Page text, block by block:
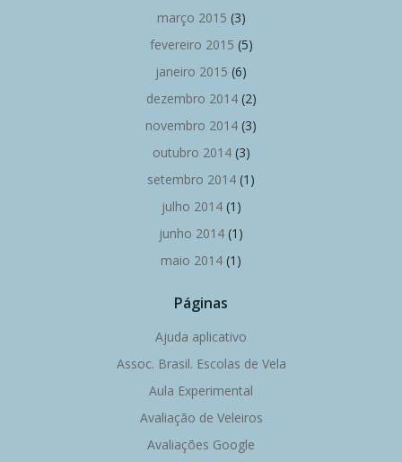
março 2015 (3)
fevereiro 2015 (5)
janeiro 2015 (6)
dezembro 2014(2)
novembro 2014 (3)
outubro 2014(3)
setembro 2014 (1)
julho 2014(1)
junho 2014 (1)
maio 2014 (1)
Páginas
Ajuda aplicativo
Assoc. Brasil. Escolas de Vela
Aula Experimental
Avaliação de Veleiros
Avaliações Google